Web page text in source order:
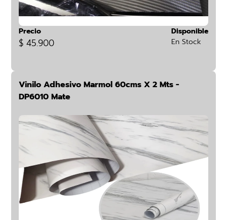
Precio
$ 45.900
Disponible
En Stock
Vinilo Adhesivo Marmol 60cms X 2 Mts -
DP6010 Mate